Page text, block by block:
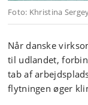
Foto: Khristina
Når danske
til udlandet,
tab af
flytningen øger